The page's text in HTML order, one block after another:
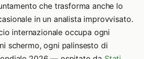
che trasforma anche lo
in un analista improvvisato.
internazionale occupa ogni
schermo, ogni palinsesto di